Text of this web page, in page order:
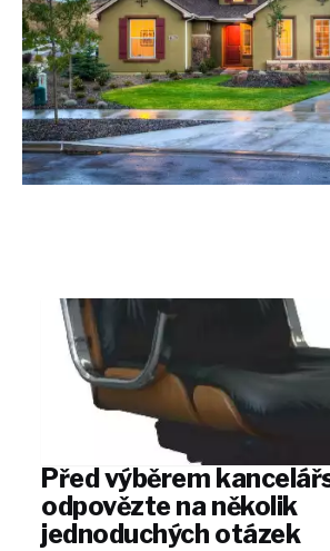
Před výběrem
odpovězte na několik
jednoduchých otázek